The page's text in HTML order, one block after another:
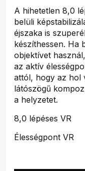
A hihetetlen 8,0
belüli
éjszaka is
készíthessen. Ha
objektívet
az aktív
attól, hogy az hol
látószögű
a helyzetet.
8,0 lépéses VR
Élességpont VR